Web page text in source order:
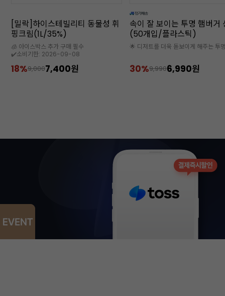
속이 잘 보이는 투명 햄버거 상자
(50개입/플라스틱)
🌟 디저트를 더욱 돋보이게 해주는 투명용기
30%9,9906,990원
펄프사각도시락(햄버거박
라프트/약50개입)
46%11,0005,990원